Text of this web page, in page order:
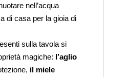
nell’acqua
di casa per la gioia di
sulla tavola si
magiche: l’aglio
il miele